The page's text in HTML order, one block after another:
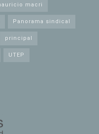
macri
Panorama sindical
principal
UTEP